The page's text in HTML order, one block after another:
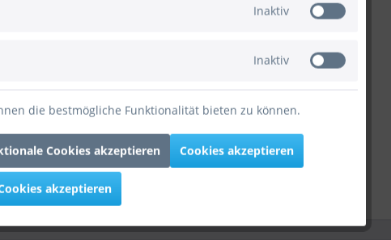
Inaktiv
Inaktiv
die bestmögliche Funktionalität bieten zu können.
Cookies akzeptieren Cookies akzeptieren
akzeptieren